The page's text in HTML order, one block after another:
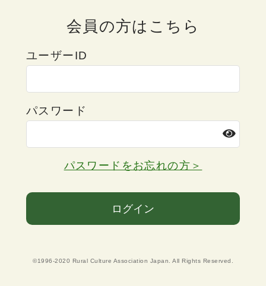
会員の方はこちら
ユーザーID
パスワード
パスワードをお忘れの方＞
ログイン
©1996-2020 Rural Culture Association Japan. All Rights Reserved.